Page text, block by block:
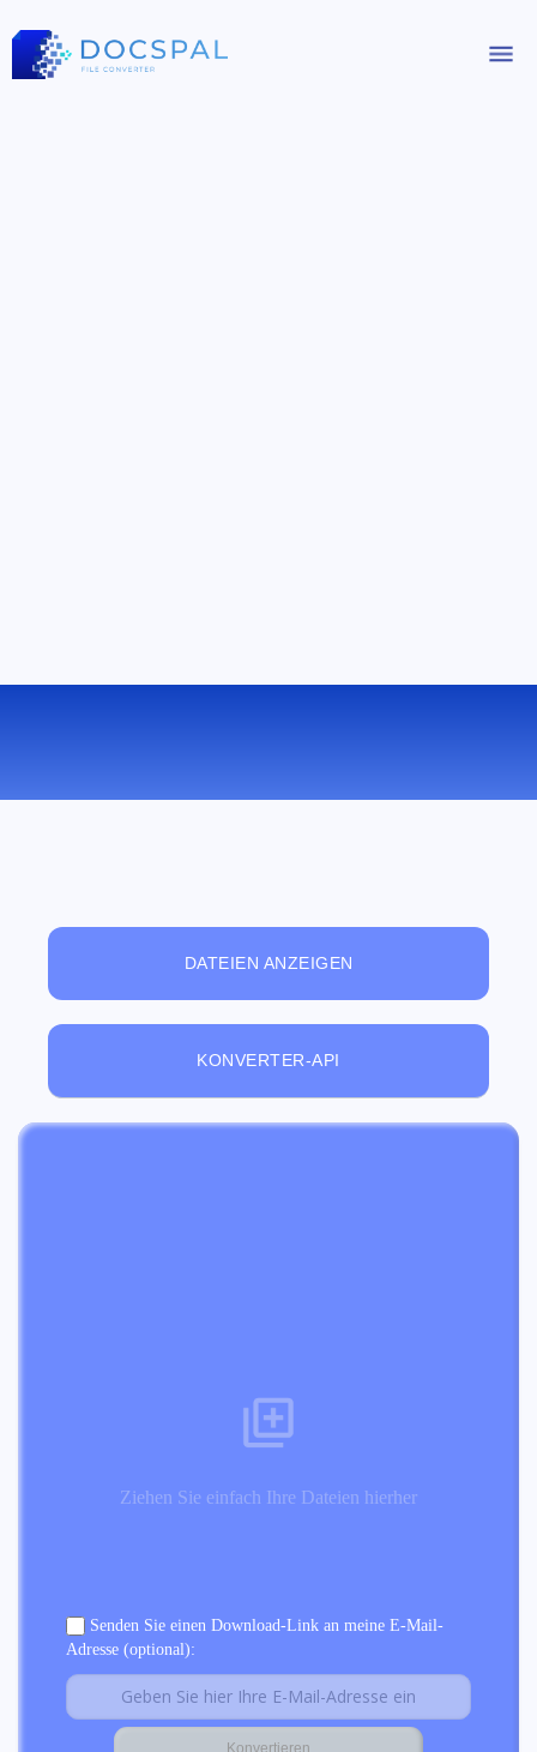
DATEIEN ANZEIGEN
KONVERTER-API
Ziehen Sie einfach Ihre Dateien hierher
Senden Sie einen Download-Link an meine E-Mail-
Adresse (optional):